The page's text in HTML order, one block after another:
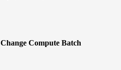
Change Compute Batch